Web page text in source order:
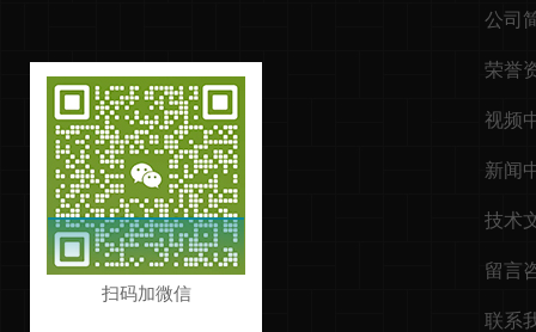
扫码加微信
公司
荣誉
视频
新闻
技术
留言
联系